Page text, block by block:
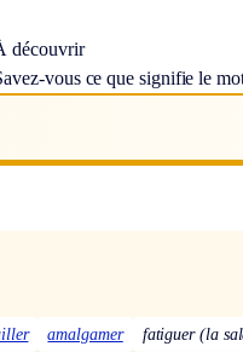
découvrir
vous ce que signifie le
amalgamer fatiguer (la